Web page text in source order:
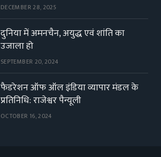
DECEMBER 28, 2025
दुनिया में अमनचैन, अयुद्ध एवं शांति का
उजाला हो
SEPTEMBER 20, 2024
फैडरेशन ऑफ ऑल इंडिया व्यापार मंडल के
प्रतिनिधि: राजेश्वर पैन्यूली
OCTOBER 16, 2024